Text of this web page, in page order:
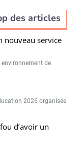
pas chose
universités
des souvenirs,